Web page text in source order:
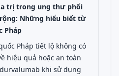
trị trong ung thư phổi
Những hiểu biết từ
Pháp
Pháp tiết lộ không có
hiệu quả hoặc an toàn
khi sử dụng